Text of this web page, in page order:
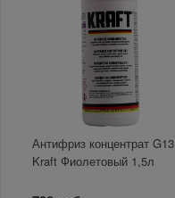
Антифриз концентрат G13
Kraft Фиолетовый 1,5л